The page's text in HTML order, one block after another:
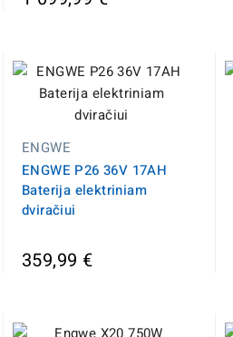
ENGWE
ENGWE P26 36V 17AH
Baterija elektriniam
dviračiui
359,99 €